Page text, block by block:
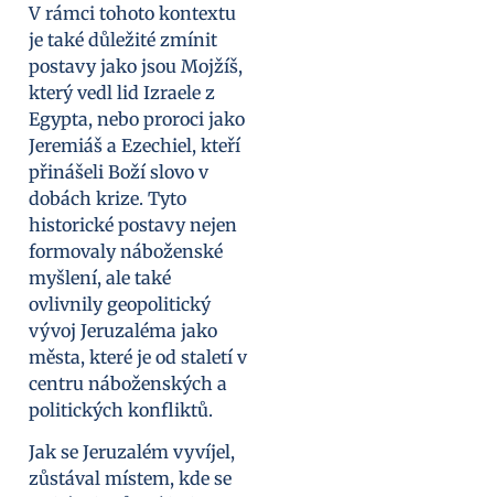
V rámci tohoto kontextu
je také důležité zmínit
postavy jako jsou Mojžíš,
který vedl lid Izraele z
Egypta, nebo proroci jako
Jeremiáš a Ezechiel, kteří
přinášeli Boží slovo v
dobách krize. Tyto
historické postavy nejen
formovaly náboženské
myšlení, ale také
ovlivnily geopolitický
vývoj Jeruzaléma jako
města, které je od staletí v
centru náboženských a
politických konfliktů.
Jak se Jeruzalém vyvíjel,
zůstával místem, kde se